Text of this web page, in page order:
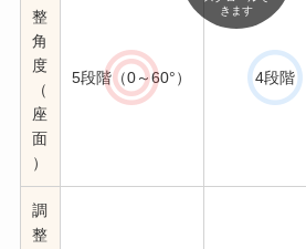
整
角
度
（
座
面
）
5段階（0～60°） 4段階
調
整
きます